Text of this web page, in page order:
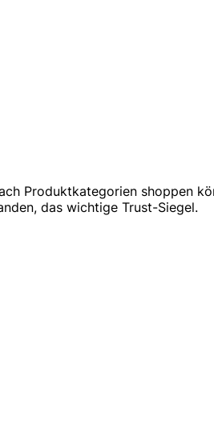
Produktkategorien shoppen
das wichtige Trust-Siegel.